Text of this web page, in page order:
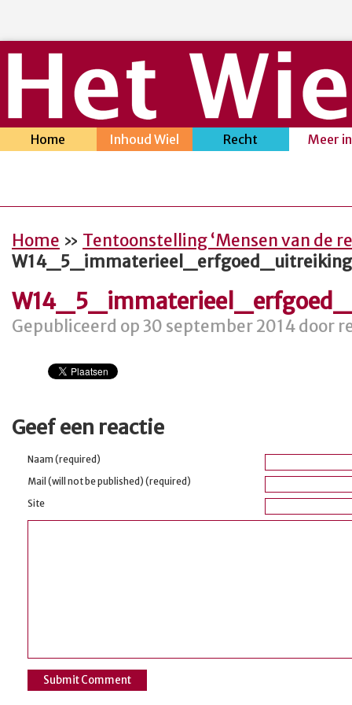
Home Inhoud Wiel Recht Meer
Home » Tentoonstelling ‘Mensen van de
W14_5_immaterieel_erfgoed_uitreiking
Gepubliceerd op 30 september 2014 door
Geef een reactie
Naam (required)
Mail (will not be published) (required)
Site